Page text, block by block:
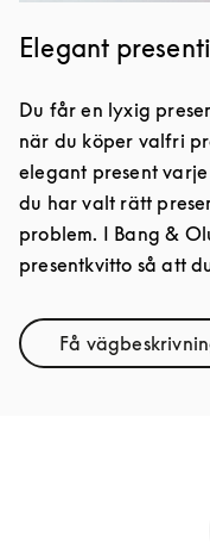
Elegant
Du får en lyxig
när du köper valfri
elegant present
du har valt rätt
problem. I Bang &
presentkvitto så att
Få Link